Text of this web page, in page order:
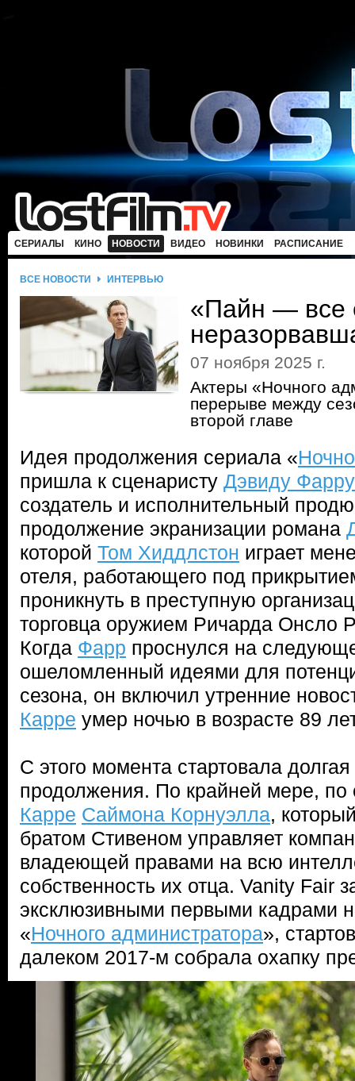
СЕРИАЛЫ КИНО НОВОСТИ ВИДЕО НОВИНКИ РАСПИСАНИЕ
ВСЕ НОВОСТИ ИНТЕРВЬЮ
«Пайн — все
07 ноября 2025 г.
Актеры «Ночного
перерыве между
второй главе
Идея продолжения сериала «
пришла к сценаристу Дэвиду Фарру
создатель и исполнительный
продолжение экранизации романа
которой Том Хиддлстон играет
отеля, работающего под
проникнуть в преступную
торговца оружием Ричарда Онсло
Когда Фарр проснулся на
ошеломленный идеями для
сезона, он включил утренние
Карре умер ночью в возрасте 89
С этого момента стартовала долгая
продолжения. По крайней мере,
Карре Саймона Корнуэлла,
братом Стивеном управляет
владеющей правами на всю
собственность их отца. Vanity Fair
эксклюзивными первыми кадрами
«Ночного администратора»,
далеком 2017-м собрала охапку